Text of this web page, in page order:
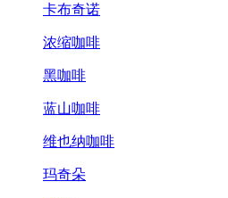
卡布奇诺
浓缩咖啡
黑咖啡
蓝山咖啡
维也纳咖啡
玛奇朵